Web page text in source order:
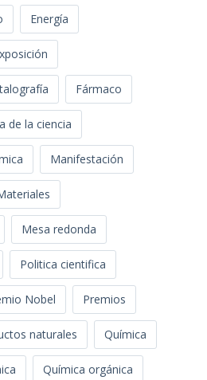
Energía
Fármaco
de la ciencia
Manifestación
Mesa redonda
Politica cientifica
Nobel Premios
naturales Química
Química orgánica